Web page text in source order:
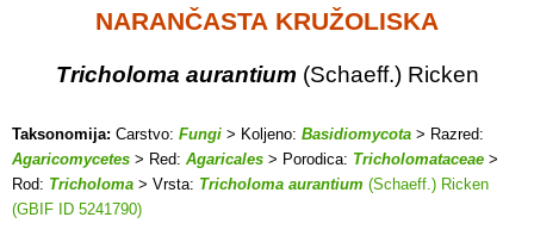
NARANČASTA KRUŽOLISKA
Tricholoma aurantium (Schaeff.) Ricken
Taksonomija: Carstvo: Fungi > Koljeno: Basidiomycota > Razred:
Agaricomycetes > Red: Agaricales > Porodica: Tricholomataceae >
Rod: Tricholoma > Vrsta: Tricholoma aurantium (Schaeff.) Ricken
(GBIF ID 5241790)